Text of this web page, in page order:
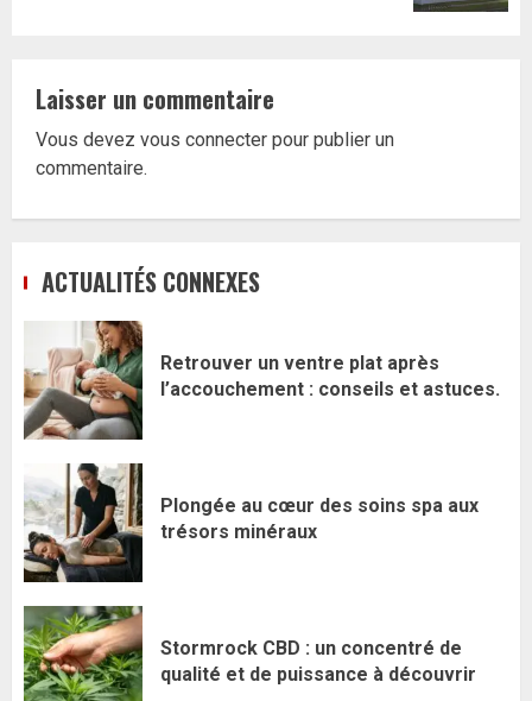
Laisser un commentaire
Vous devez vous connecter pour publier un
commentaire.
ACTUALITÉS CONNEXES
Retrouver un ventre plat après
l’accouchement : conseils et astuces.
Plongée au cœur des soins spa aux
trésors minéraux
Stormrock CBD : un concentré de
qualité et de puissance à découvrir